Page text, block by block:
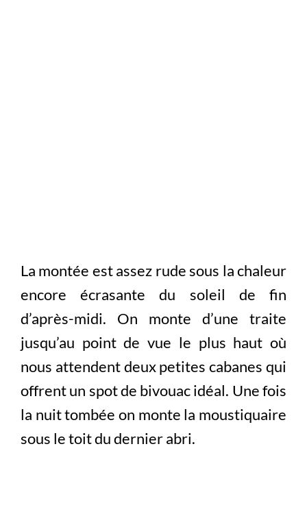
La montée est assez rude sous la chaleur
encore écrasante du soleil de fin
d’après-midi. On monte d’une traite
jusqu’au point de vue le plus haut où
nous attendent deux petites cabanes qui
offrent un spot de bivouac idéal. Une fois
la nuit tombée on monte la moustiquaire
sous le toit du dernier abri.